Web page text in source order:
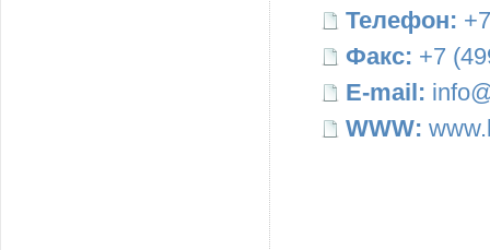
Телефон:
Факс: +7
E-mail:
WWW: